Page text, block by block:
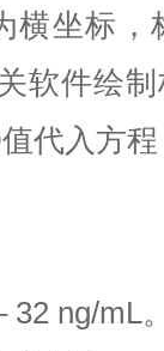
横坐标，
软件绘制
代入方
32 ng/mL